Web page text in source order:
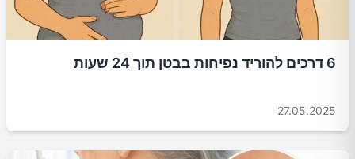
6 דרכים להוריד נפיחות בבטן תוך 24 שעות
27.05.2025